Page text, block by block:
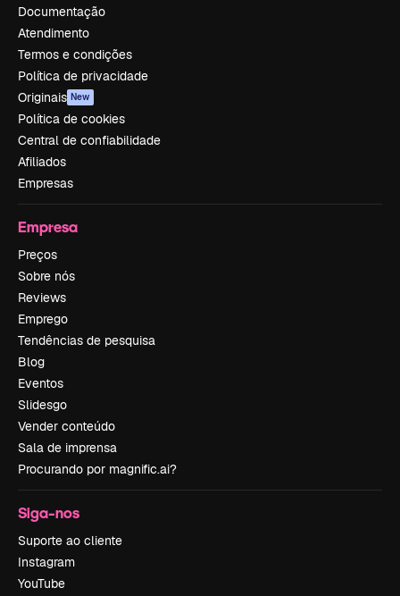
Documentação
Atendimento
Termos e condições
Política de privacidade
Originais New
Política de cookies
Central de confiabilidade
Afiliados
Empresas
Empresa
Preços
Sobre nós
Reviews
Emprego
Tendências de pesquisa
Blog
Eventos
Slidesgo
Vender conteúdo
Sala de imprensa
Procurando por magnific.ai?
Siga-nos
Suporte ao cliente
Instagram
YouTube